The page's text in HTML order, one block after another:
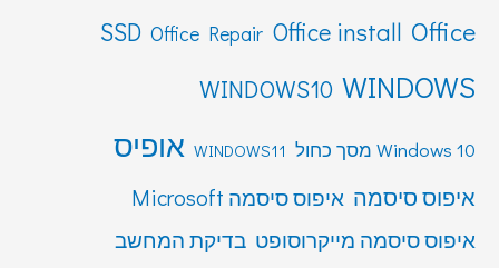
Office
Office install
Office Repair
SSD
WINDOWS
WINDOWS10
Windows 10 מסך כחול WINDOWS11 אופיס
איפוס סיסמה איפוס סיסמה Microsoft
איפוס סיסמה מייקרוסופט בדיקת המחשב